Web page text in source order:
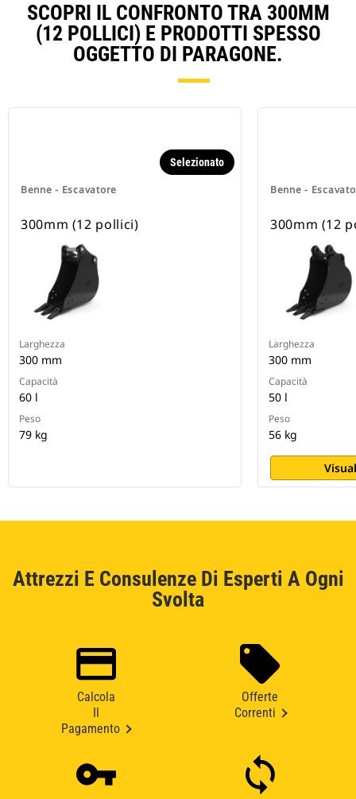
SCOPRI IL CONFRONTO TRA 300MM
(12 POLLICI) E PRODOTTI SPESSO
OGGETTO DI PARAGONE.
Benne - Escavatore
Selezionato
300mm (12 pollici)
Larghezza
300 mm
Capacità
60 l
Peso
79 kg
Benne -
300mm (12
Larghezza
300 mm
Capacità
50 l
Peso
56 kg
Attrezzi E Consulenze Di Esperti A Ogni
Svolta
Calcola
Pagamento
Offerte
Correnti